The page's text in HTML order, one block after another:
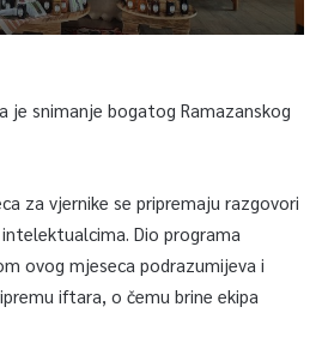
je snimanje bogatog Ramazanskog
za vjernike se pripremaju razgovori
Dio programa
ovog mjeseca podrazumijeva i
iftara, o čemu brine ekipa